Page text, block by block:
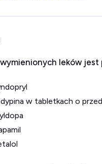
leków
w tabletkach o